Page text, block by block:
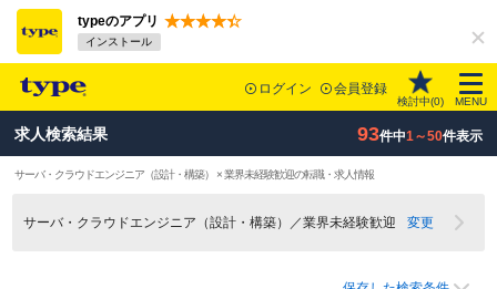
typeのアプリ
インストール
ログイン 会員登録
検討中(0) MENU
求人検索結果 93件中1～50件表示
サーバ・クラウドエンジニア（設計・構築） × 業界未経験歓迎の転職・求人情報
サーバ・クラウドエンジニア（設計・構築）／業界未経験歓迎 変更